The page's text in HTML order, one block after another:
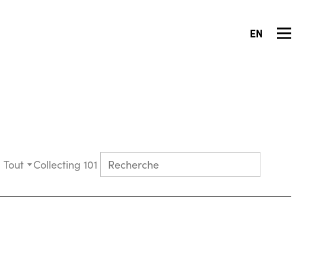
EN
Tout Collecting 101